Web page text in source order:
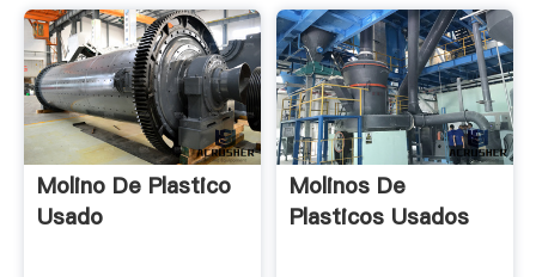
Molino De Plastico
Usado
Molinos De
Plasticos Usados